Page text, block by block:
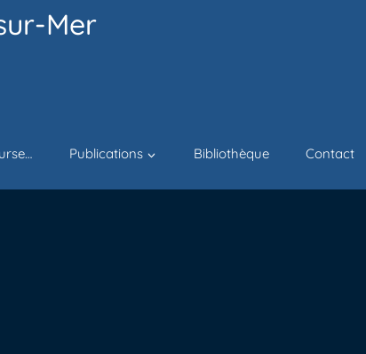
Mer
Publications Bibliothèque Contact